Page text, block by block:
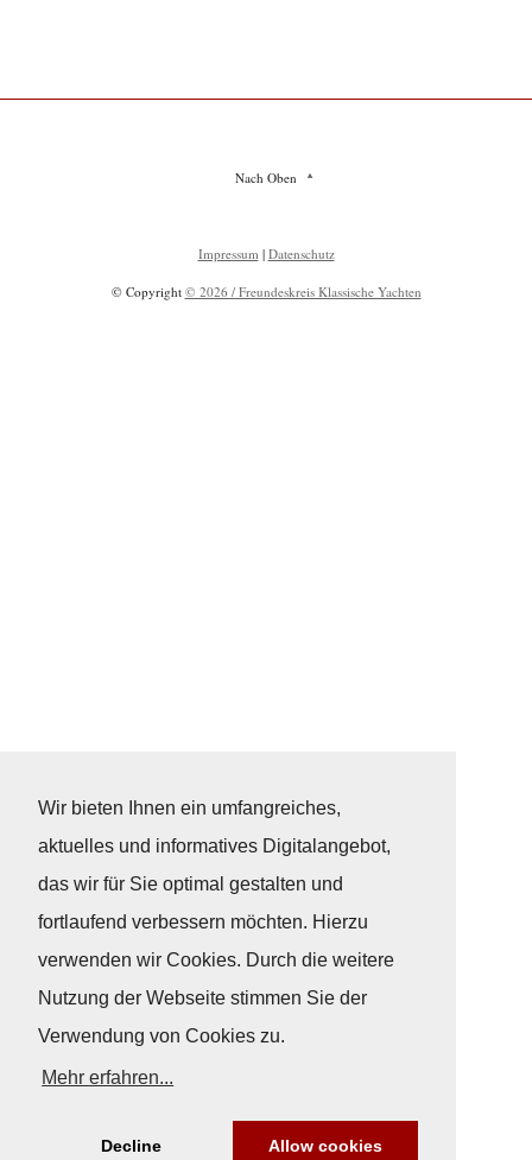
Wir bieten Ihnen ein umfangreiches,
aktuelles und informatives Digitalangebot,
das wir für Sie optimal gestalten und
fortlaufend verbessern möchten. Hierzu
verwenden wir Cookies. Durch die weitere
Nutzung der Webseite stimmen Sie der
Verwendung von Cookies zu.
Mehr erfahren...
Decline Allow cookies
Nach Oben
Impressum | Datenschutz
© Copyright © 2026 / Freundeskreis Klassische Yachten